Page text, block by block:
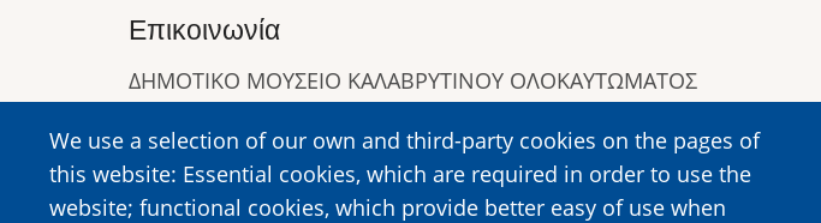
We use a selection of our own and third-party cookies on the pages of
this website: Essential cookies, which are required in order to use the
website; functional cookies, which provide better easy of use when
Επικοινωνία
ΔΗΜΟΤΙΚΟ ΜΟΥΣΕΙΟ ΚΑΛΑΒΡΥΤΙΝΟΥ ΟΛΟΚΑΥΤΩΜΑΤΟΣ
Τηλ:2692023646, 2692360220
https://www.dmko.gr || info@dmko.gr